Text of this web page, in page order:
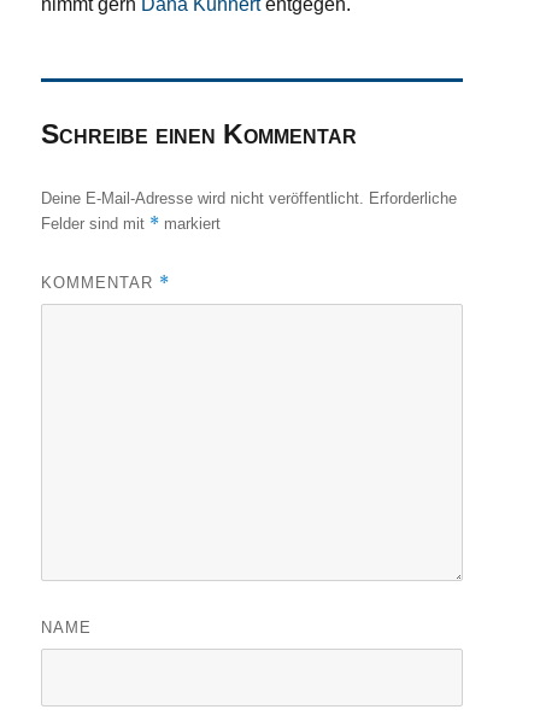
nimmt gern Dana Kuhnertentgegen.
Schreibe einen Kommentar
Deine E-Mail-Adresse wird nicht veröffentlicht. Erforderliche
Felder sind mit * markiert
KOMMENTAR *
NAME